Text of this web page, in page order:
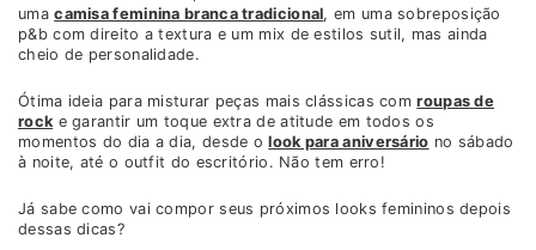
umacamisa feminina branca tradicional, em uma sobreposição
p&b com direito a textura e um mix de estilos sutil, mas ainda
cheio de personalidade.
Ótima ideia para misturar peças mais clássicas comroupas de
rocke garantir um toque extra de atitude em todos os
momentos do dia a dia, desde olook para aniversário no sábado
à noite, até o outfit do escritório. Não tem erro!
Já sabe como vai compor seus próximos looks femininos depois
dessas dicas?